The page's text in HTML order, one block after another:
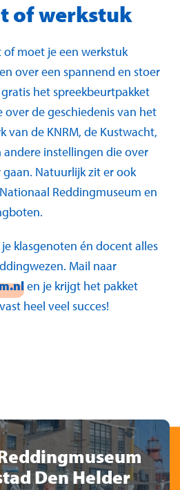
of werkstuk
moet je een werkstuk
over een spannend en stoer
het spreekbeurtpakket
de geschiedenis van het
van de KNRM, de Kustwacht,
instellingen die over
Natuurlijk zit er ook
Reddingmuseum en
klasgenoten én docent alles
Mail naar
en je krijgt het pakket
heel veel succes!
Den Helder